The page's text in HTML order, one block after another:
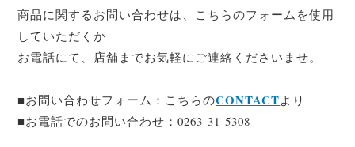
商品に関するお問い合わせは、こちらのフォームを使用
していただくか
お電話にて、店舗までお気軽にご連絡くださいませ。
■お問い合わせフォーム：こちらのCONTACTより
■お電話でのお問い合わせ：0263-31-5308